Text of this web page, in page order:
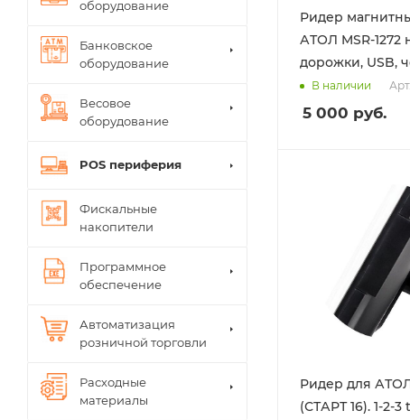
Ридер
АТОЛ MSR-1272
дорожки, USB,
В наличии
5 000 руб.
Ридер для
(СТАРТ 16). 1-2-3
оборудование
Банковское
оборудование
Весовое
оборудование
POS периферия
Фискальные
накопители
Программное
обеспечение
Автоматизация
розничной торговли
Расходные
материалы